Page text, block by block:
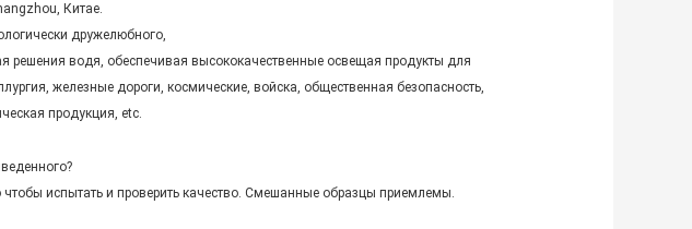
Китае.
дружелюбного,
решения водя, обеспечивая высококачественные освещая продукты для
железные дороги, космические, войска, общественная безопасность,
продукция, etc.
испытать и проверить качество. Смешанные образцы приемлемы.